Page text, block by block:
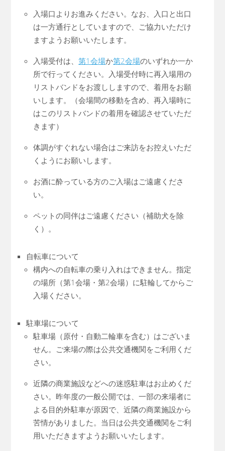
入場口よりお進みください。なお、入口と出口
は一方通行としていますので、ご協力いただけ
ますようお願いいたします。
入場受付は、第1会場か第2会場のいずれか一か
所で行ってください。入場受付時に再入場用の
リストバンドをお渡ししますので、着用をお願
いします。（会場間の移動を含め、再入場時に
はこのリストバンドの着用を確認させていただ
きます）
体調がすぐれない場合はご来訪をお控えいただ
くようにお願いします。
お酒に酔っている方のご入場はご遠慮くださ
い。
ペットの同伴はご遠慮ください（補助犬を除
く）。
自転車について
構内への自転車の乗り入れはできません。指定
の場所（第1会場・第2会場）に駐輪してからご
入場ください。
駐車場について
駐車場（原付・自動二輪車を含む）はございま
せん。ご来場の際は公共交通機関をご利用くだ
さい。
近隣の商業施設などへの迷惑駐車はお止めくだ
さい。昨年度の一般公開では、一部の来場者に
よる目的外駐車が原因で、近隣の商業施設から
苦情がありました。当日は公共交通機関をご利
用いただきますようお願いいたします。